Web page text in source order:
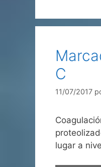
C
11/07/2017
lugar a